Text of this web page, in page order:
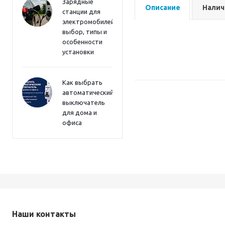
Зарядные
станции для
электромобилей:
выбор, типы и
особенности
установки
Как выбрать
автоматический
выключатель
для дома и
офиса
Описание
Наши контакты